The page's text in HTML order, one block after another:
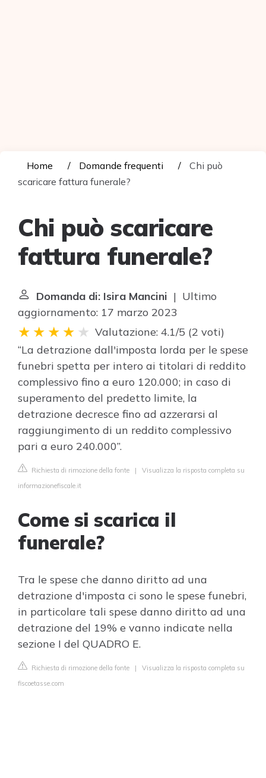
Home Domande frequenti
Chi può
scaricare fattura funerale?
Chi può scaricare
fattura funerale?
Domanda di: Isira Mancini | Ultimo
aggiornamento: 17 marzo 2023
Valutazione: 4.1/5 (2 voti)
“La detrazione dall'imposta lorda per le spese
funebri spetta per intero ai titolari di reddito
complessivo fino a euro 120.000; in caso di
superamento del predetto limite, la
detrazione decresce fino ad azzerarsi al
raggiungimento di un reddito complessivo
pari a euro 240.000”.
Richiesta di rimozione della fonte | Visualizza la risposta completa su
informazionefiscale.it
Come si scarica il
funerale?
Tra le spese che danno diritto ad una
detrazione d'imposta ci sono le spese funebri,
in particolare tali spese danno diritto ad una
detrazione del 19% e vanno indicate nella
sezione I del QUADRO E.
Richiesta di rimozione della fonte | Visualizza la risposta completa su
fiscoetasse.com